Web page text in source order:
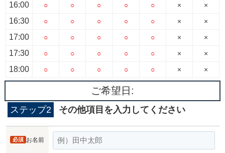
16:00
16:30
17:00
17:30
18:00
○
○
○
○
○
○
○
○
○
○
○
○
○
○
○
○
○
○
○
○
○
○
○
○
○
×
×
×
×
×
×
×
×
×
×
ご希望日:
ステップ2 その他項目を入力してください
お名前
必須